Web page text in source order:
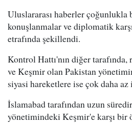
Uluslararası haberler çoğunlukla
konuşlanmalar ve diplomatik
etrafında şekillendi.
Kontrol Hattı'nın diğer tarafında,
ve Keşmir olan Pakistan
siyasi hareketlere ise çok daha
İslamabad tarafından uzun
yönetimindeki Keşmir'e karşı bir